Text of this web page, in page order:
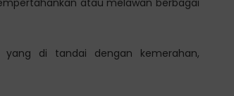
atau melawan berbagai
di tandai dengan kemerahan,